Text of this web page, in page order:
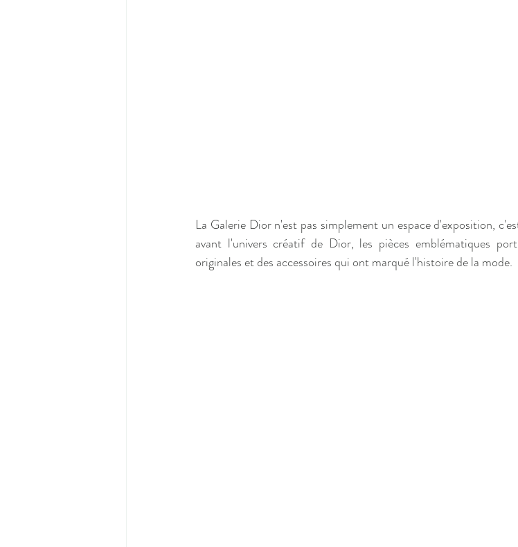
La Galerie Dior n'est pas simplement un espace d'exposition,
avant l'univers créatif de Dior, les pièces emblématiques
originales et des accessoires qui ont marqué l'histoire de la mode.